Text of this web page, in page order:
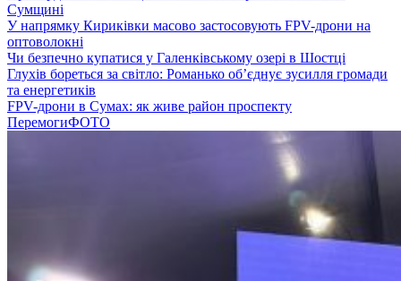
Сумщині
У напрямку Кириківки масово застосовують FPV-дрони на
оптоволокні
Чи безпечно купатися у Галенківському озері в Шостці
Глухів бореться за світло: Романько об’єднує зусилля громади
та енергетиків
FPV-дрони в Сумах: як живе район проспекту
ПеремогиФОТО